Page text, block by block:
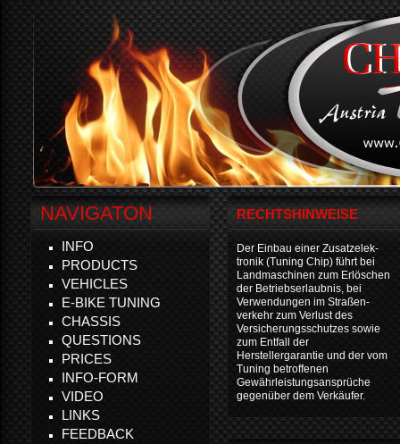
RECHTSHINWEISE
Der Einbau einer Zusatzelek-
tronik (Tuning Chip) führt bei
Landmaschinen zum Erlöschen
der Betriebserlaubnis, bei
Verwendungen im Straßen-
verkehr zum Verlust des
Versicherungsschutzes sowie
zum Entfall der
Herstellergarantie und der vom
Tuning betroffenen
Gewährleistungsansprüche
gegenüber dem Verkäufer.
NAVIGATON
INFO
PRODUCTS
VEHICLES
E-BIKE TUNING
CHASSIS
QUESTIONS
PRICES
INFO-FORM
VIDEO
LINKS
FEEDBACK